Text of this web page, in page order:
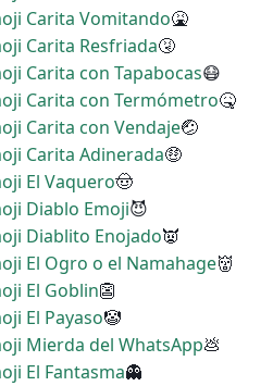
Carita Vomitando🤮
Carita Resfriada🤧
Carita con Tapabocas😷
Carita con Termómetro🤒
Carita con Vendaje🤕
Carita Adinerada🤑
El Vaquero🤠
Diablo Emoji😈
Diablito Enojado👿
El Ogro o el Namahage👹
El Goblin👺
El Payaso🤡
Mierda del WhatsApp💩
El Fantasma👻